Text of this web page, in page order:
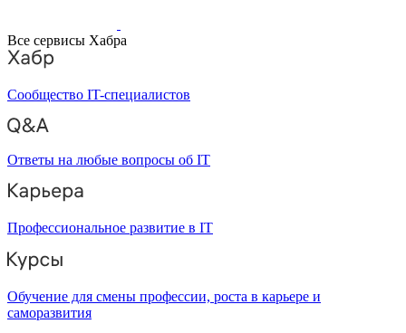
Все сервисы Хабра
Сообщество IT-специалистов
Ответы на любые вопросы об IT
Профессиональное развитие в IT
Обучение для смены профессии, роста в карьере и
саморазвития